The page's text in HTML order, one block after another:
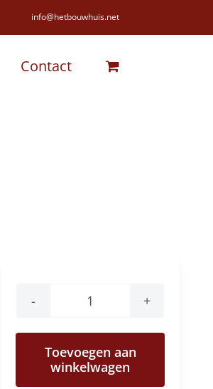
info@hetbouwhuis.net
Contact
Kruidnagel
aantal
Toevoegen aan
winkelwagen